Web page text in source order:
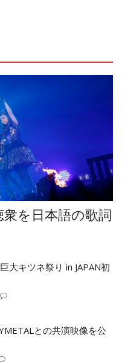
衆を日本語の歌詞
大キツネ祭り in JAPAN初
との共演映像を公